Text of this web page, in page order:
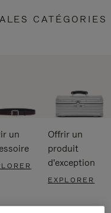
CATÉGORIES
un
Offrir un
produit
d'exception
EXPLORER